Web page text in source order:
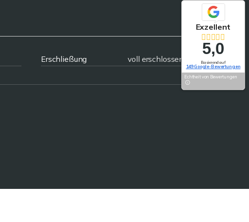
Erschließung
voll erschlossen
Exzellent
5,0
Basierend auf
149 Google-Bewertungen
Echtheit von Bewertungen